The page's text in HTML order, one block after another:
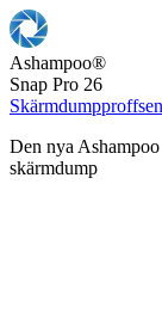
Ashampoo®
Snap Pro 26
Den nya
skärmdump